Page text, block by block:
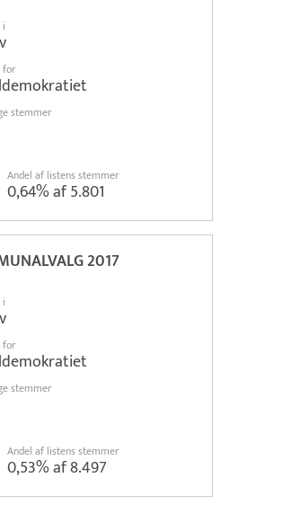
i
for
stemmer
Andel af listens stemmer
0,64% af 5.801
2017
i
for
stemmer
Andel af listens stemmer
0,53% af 8.497